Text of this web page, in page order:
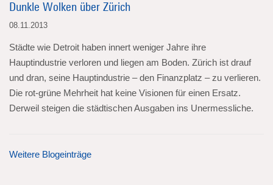
Dunkle Wolken über Zürich
08.11.2013
Städte wie Detroit haben innert weniger Jahre ihre
Hauptindustrie verloren und liegen am Boden. Zürich ist drauf
und dran, seine Hauptindustrie – den Finanzplatz – zu verlieren.
Die rot-grüne Mehrheit hat keine Visionen für einen Ersatz.
Derweil steigen die städtischen Ausgaben ins Unermessliche.
Weitere Blogeinträge